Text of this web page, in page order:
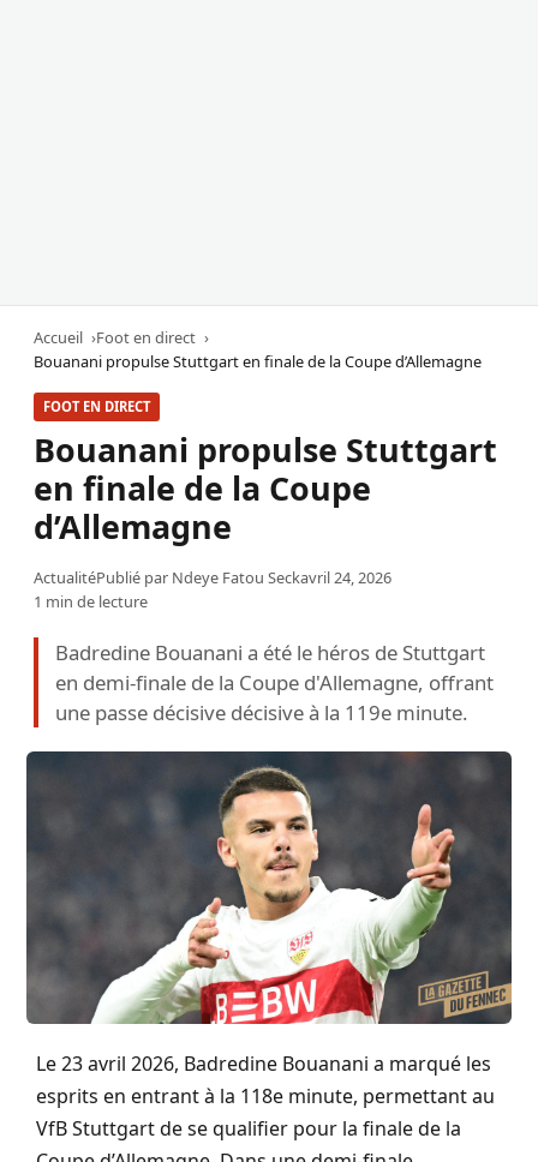
Accueil
Foot en direct
Bouanani propulse Stuttgart en finale de la Coupe d’Allemagne
FOOT EN DIRECT
Bouanani propulse Stuttgart
en finale de la Coupe
d’Allemagne
ActualitéPublié par Ndeye Fatou Seckavril 24, 2026
1 min de lecture
Badredine Bouanani a été le héros de Stuttgart
en demi-finale de la Coupe d'Allemagne, offrant
une passe décisive décisive à la 119e minute.
Le 23 avril 2026, Badredine Bouanani a marqué les
esprits en entrant à la 118e minute, permettant au
VfB Stuttgart de se qualifier pour la finale de la